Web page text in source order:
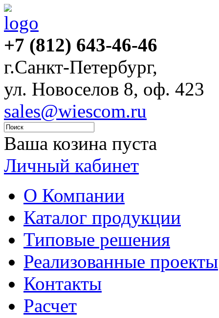
+7 (812) 643-46-46
г.Санкт-Петербург,
ул. Новоселов 8, оф. 423
sales@wiescom.ru
Ваша козина пуста
Личный кабинет
О Компании
Каталог продукции
Типовые решения
Реализованные проекты
Контакты
Расчет